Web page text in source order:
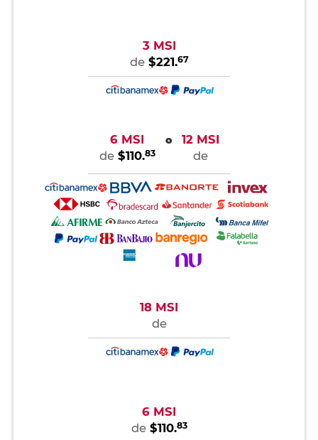
3 MSI
de $221.67
6 MSI
de $110.83
o
12 MSI
de
18 MSI
de
6 MSI
de $110.83